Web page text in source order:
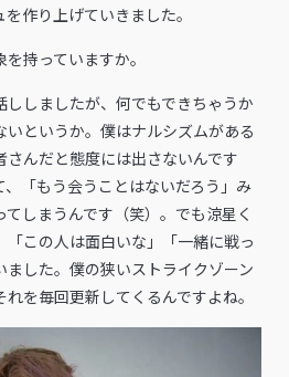
作り上げていきました。
を持っていますか。
しましたが、何でもできちゃうか
いというか。僕はナルシズムがある
んだと態度には出さないんです
「もう会うことはないだろう」み
しまうんです（笑）。でも涼星く
この人は面白いな」「一緒に戦っ
した。僕の狭いストライクゾーン
を毎回更新してくるんですよね。